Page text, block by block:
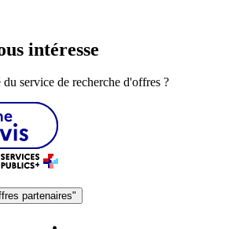
intéresse
service de recherche d'offres ?
partenaires"